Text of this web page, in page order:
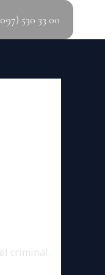
530 33 00
criminal.